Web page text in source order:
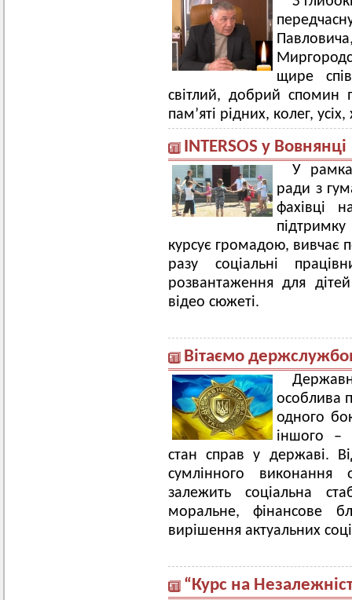
щире
світлий, добрий спомин
пам’яті рідних, колег,
INTERSOS у Вовнянці
У
ради з
фахівці
курсує громадою, вивчає
разу соціальні
розвантаження для
відео сюжеті.
Вітаємо
особлива
одного
іншого –
стан справ у державі.
сумлінного виконання
залежить соціальна
моральне, фінансове
вирішення актуальних
“Курс на